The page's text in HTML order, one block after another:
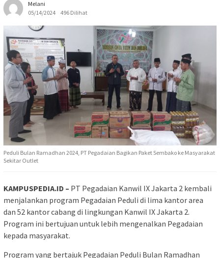
Melani
05/14/2024
496 Dilihat
Peduli Bulan Ramadhan 2024, PT Pegadaian Bagikan Paket Sembako ke Masyarakat
Sekitar Outlet
KAMPUSPEDIA.ID – PT Pegadaian Kanwil IX Jakarta 2 kembali
menjalankan program Pegadaian Peduli di lima kantor area
dan 52 kantor cabang di lingkungan Kanwil IX Jakarta 2.
Program ini bertujuan untuk lebih mengenalkan Pegadaian
kepada masyarakat.
Program yang bertajuk Pegadaian Peduli Bulan Ramadhan